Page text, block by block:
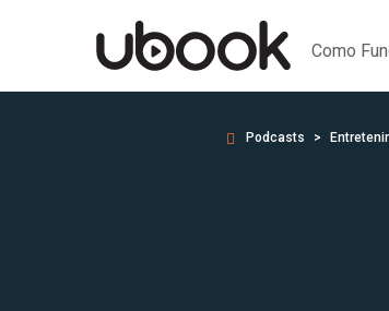
Como
Podcasts